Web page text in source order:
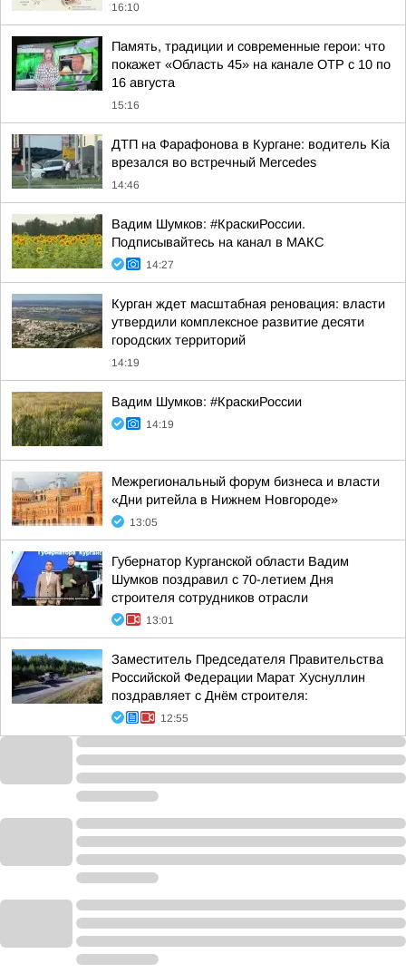
16:10
Память, традиции и современные герои: что
покажет «Область 45» на канале ОТР с 10 по
16 августа
15:16
ДТП на Фарафонова в Кургане: водитель Kia
врезался во встречный Mercedes
14:46
Вадим Шумков: #КраскиРоссии.
Подписывайтесь на канал в МАКС
14:27
Курган ждет масштабная реновация: власти
утвердили комплексное развитие десяти
городских территорий
14:19
Вадим Шумков: #КраскиРоссии
14:19
Межрегиональный форум бизнеса и власти
«Дни ритейла в Нижнем Новгороде»
13:05
Губернатор Курганской области Вадим
Шумков поздравил с 70-летием Дня
строителя сотрудников отрасли
13:01
Заместитель Председателя Правительства
Российской Федерации Марат Хуснуллин
поздравляет с Днём строителя:
12:55